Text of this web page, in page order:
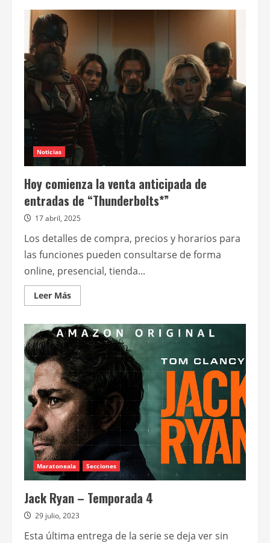
Noticias
Hoy comienza la venta anticipada de
entradas de “Thunderbolts*”
17 abril, 2025
Los detalles de compra, precios y horarios para
las funciones pueden consultarse de forma
online, presencial, tienda...
Leer MásLeer
más
Hoy
comienza
la
venta
anticipada
de
entradas
de
“Thunderbolts*”
Maratoneala Secciones
Jack Ryan – Temporada 4
29 julio, 2023
Esta última entrega de la serie se deja ver sin